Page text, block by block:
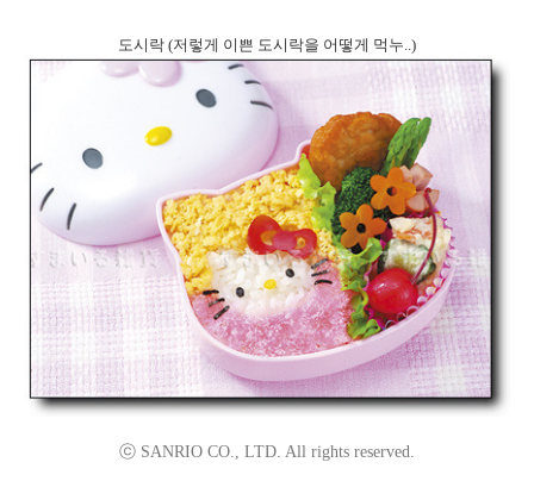
도시락 (저렇게 이쁜 도시락을 어떻게 먹누..)
ⓒ SANRIO CO., LTD. All rights reserved.